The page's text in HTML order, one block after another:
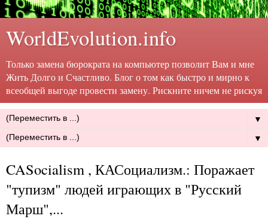
WorldEvolution.info
Только замена бюрократа на компьютер позволит Вам и мне
Жить Долго и Счастливо. Блог о том как быстро и мирно к
всеобщей выгоде провести замену. Рискните ничем не рискуя
▼
▼
CASocialism , КАСоциализм.: Поражает
"тупизм" людей играющих в "Русский
Марш",...